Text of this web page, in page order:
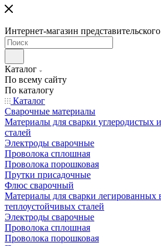
Интернет-магазин представительского
Каталог
По всему сайту
По каталогу
Каталог
Сварочные материалы
Материалы для сварки углеродистых
сталей
Электроды сварочные
Проволока сплошная
Проволока порошковая
Прутки присадочные
Флюс сварочный
Материалы для сварки легированных
теплоустойчивых сталей
Электроды сварочные
Проволока сплошная
Проволока порошковая